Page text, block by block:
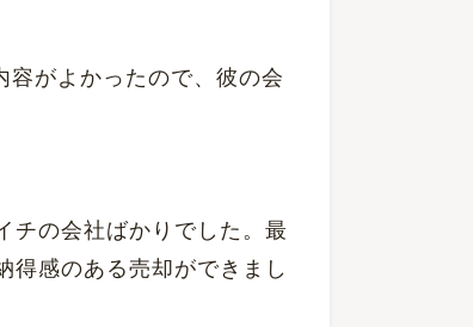
容がよかったので、彼の会
チの会社ばかりでした。最
得感のある売却ができまし